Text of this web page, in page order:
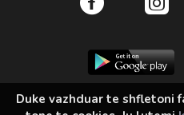
Duke vazhduar te shfletoni